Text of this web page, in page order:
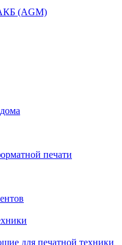
(AGM)
печати
для печатной техники